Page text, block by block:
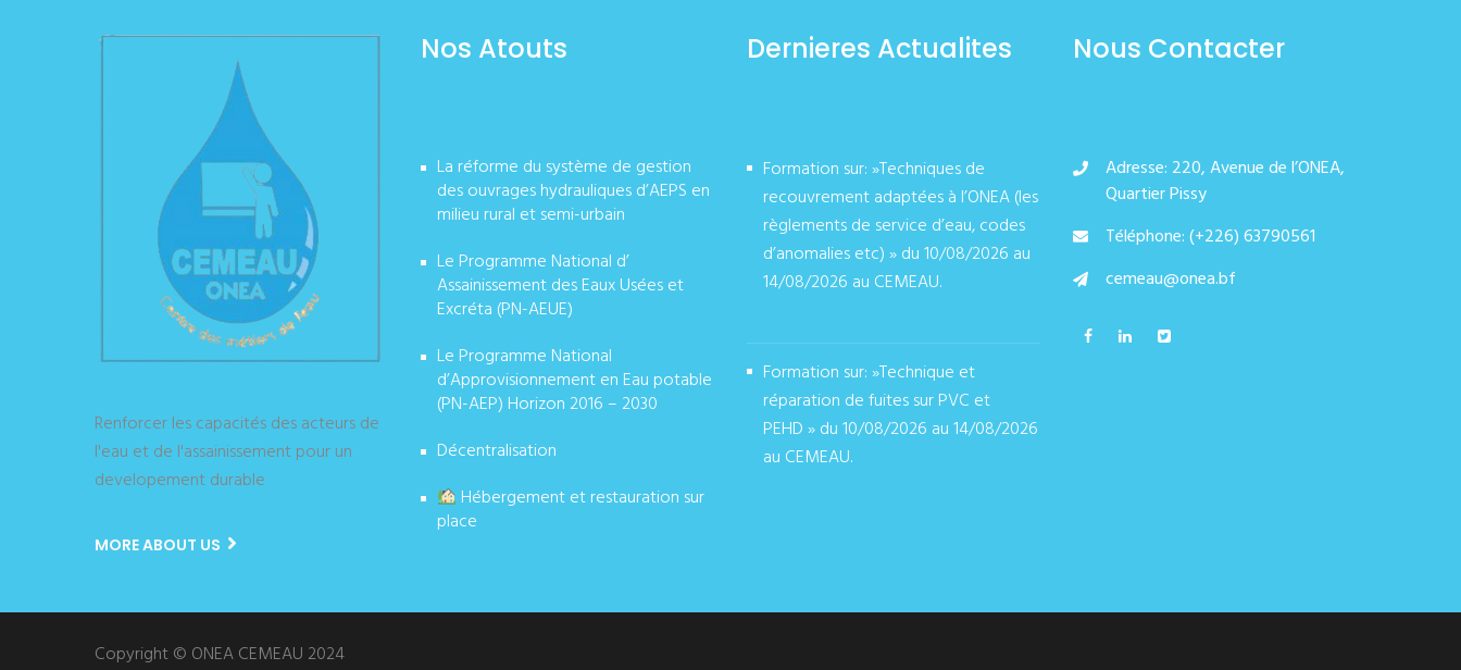
Renforcer les capacités des acteurs de
l'eau et de l'assainissement pour un
developement durable
MORE ABOUT US
Nos Atouts
La réforme du système de gestion
des ouvrages hydrauliques d’AEPS en
milieu rural et semi-urbain
Le Programme National d’
Assainissement des Eaux Usées et
Excréta (PN-AEUE)
Le Programme National
d’Approvisionnement en Eau potable
(PN-AEP) Horizon 2016 – 2030
Décentralisation
Hébergement et restauration sur
place
Dernieres Actualites
Formation sur: »Techniques de
recouvrement adaptées à l’ONEA (les
règlements de service d’eau, codes
d’anomalies etc) » du 10/08/2026 au
14/08/2026 au CEMEAU.
Formation sur: »Technique et
réparation de fuites sur PVC et
PEHD » du 10/08/2026 au 14/08/2026
au CEMEAU.
Nous Contacter
Adresse: 220, Avenue de l’ONEA,
Quartier Pissy
Téléphone: (+226) 63790561
cemeau@onea.bf
Copyright © ONEA CEMEAU 2024